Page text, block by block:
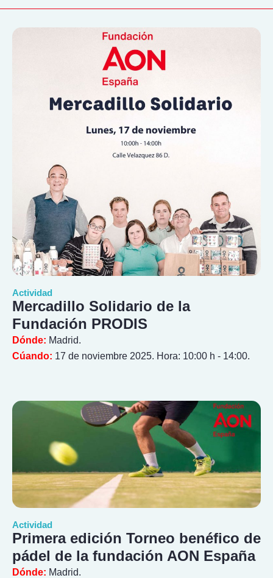
Actividad
Mercadillo Solidario de la
Fundación PRODIS
Dónde: Madrid.
Cúando: 17 de noviembre 2025. Hora: 10:00 h - 14:00.
Actividad
Primera edición Torneo benéfico de
pádel de la fundación AON España
Dónde: Madrid.